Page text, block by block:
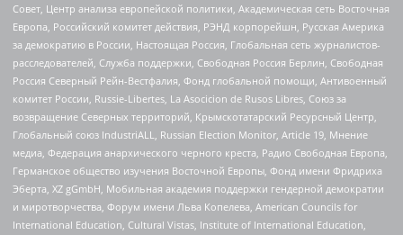
Совет, Центр анализа европейской политики, Академическая сеть Восточная
Европа, Российский комитет действия, РЭНД корпорейшн, Русская Америка
за демократию в России, Настоящая Россия, Глобальная сеть журналистов-
расследователей, Служба поддержки, Свободная Россия Берлин, Свободная
Россия Северный Рейн-Вестфалия, Фонд глобальной помощи, Антивоенный
комитет России, Russie-Libertes, La Asocicion de Rusos Libres, Союз за
возвращение Северных территорий, Крымскотатарский Ресурсный Центр,
Глобальный союз IndustriALL, Russian Election Monitor, Article 19, Мнение
медиа, Федерация анархического черного креста, Радио Свободная Европа,
Германское общество изучения Восточной Европы, Фонд имени Фридриха
Эберта, XZ gGmbH, Мобильная академия поддержки гендерной демократии
и миротворчества, Форум имени Льва Копелева, American Councils for
International Education, Cultural Vistas, Institute of International Education,